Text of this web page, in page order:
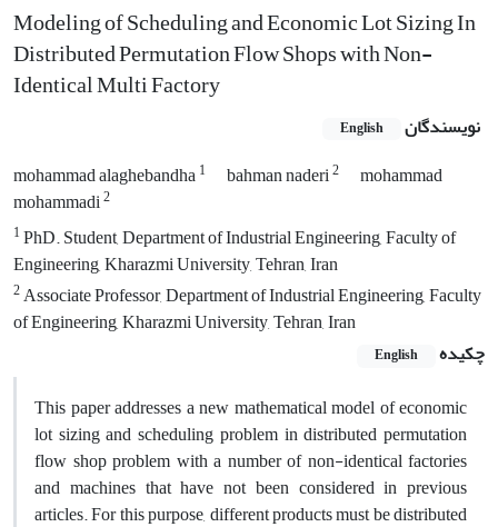
Modeling of Scheduling and Economic Lot Sizing In
Distributed Permutation Flow Shops with Non-
Identical Multi Factory
نویسندگان English
mohammad alaghebandha1 bahman naderi2
mohammad
mohammadi2
1PhD. Student, Department of Industrial Engineering, Faculty of
Engineering, Kharazmi University, Tehran, Iran
2Associate Professor, Department of Industrial Engineering, Faculty
of Engineering, Kharazmi University, Tehran, Iran
چکیده
English
This paper addresses a new mathematical model of economic
lot sizing and scheduling problem in distributed permutation
flow shop problem with a number of non-identical factories
and machines that have not been considered in previous
articles. For this purpose, different products must be distributed